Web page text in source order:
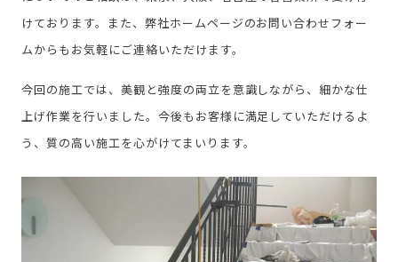
けております。また、弊社ホームページのお問い合わせフォー
ムからもお気軽にご連絡いただけます。
今回の施工では、美観と強度の両立を意識しながら、細かな仕
上げ作業を行いました。今後もお客様に満足していただけるよ
う、質の高い施工を心がけてまいります。